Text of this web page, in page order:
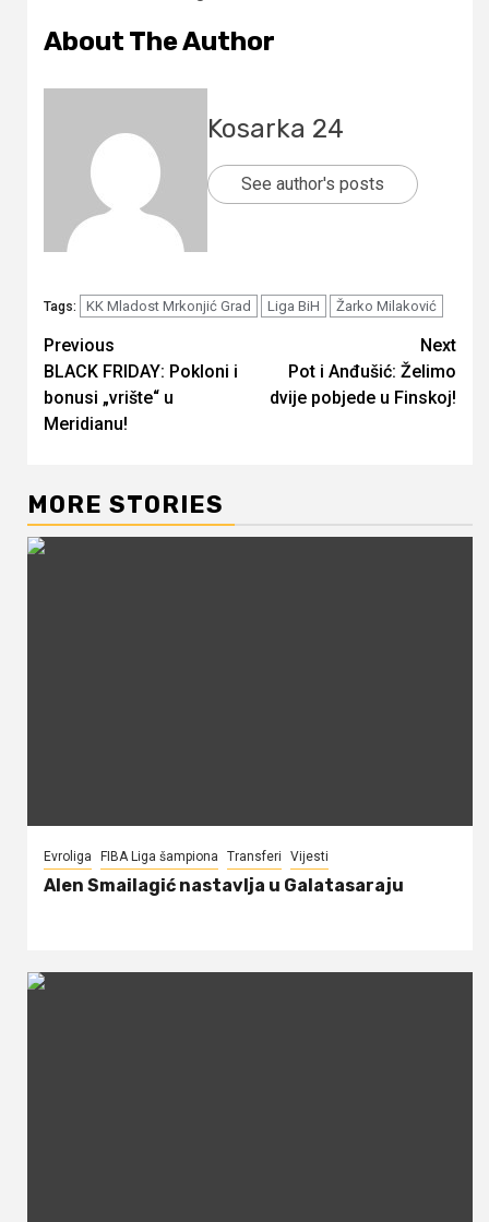
About The Author
Kosarka 24
See author's posts
Tags: KK Mladost Mrkonjić Grad Liga BiH Žarko Milaković
Continue
Reading
Previous
BLACK FRIDAY: Pokloni i
bonusi „vrište“ u
Meridianu!
Next
Pot i Anđušić: Želimo
dvije pobjede u Finskoj!
MORE STORIES
Evroliga FIBA Liga šampiona Transferi Vijesti
Alen Smailagić nastavlja u Galatasaraju